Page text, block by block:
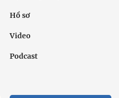
Hồ sơ
Video
Podcast